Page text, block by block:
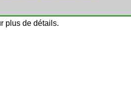
plus de détails.